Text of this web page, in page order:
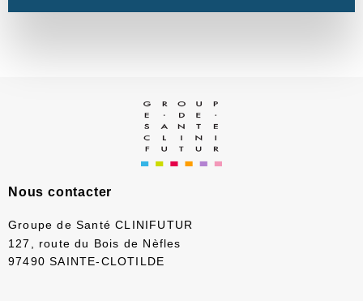
Nous contacter
Groupe de Santé CLINIFUTUR
127, route du Bois de Nèfles
97490 SAINTE-CLOTILDE